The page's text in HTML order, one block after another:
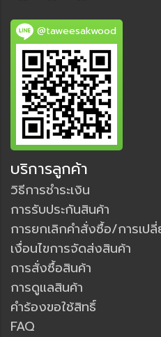
@taweesakwood
บริการลูกค้า
วิธีการชำระเงิน
การรับประกันสินค้า
การยกเลิกคำสั่งซื้อ/การเป
เงื่อนไขการจัดส่งสินค้า
การสั่งซื้อสินค้า
การดูแลสินค้า
คำร้องขอใช้สิทธิ์
FAQ